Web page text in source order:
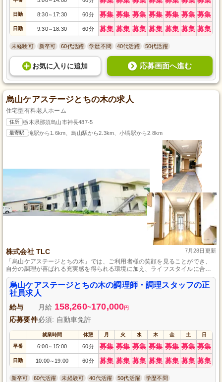
日勤 8:30～ 17:30 60分 募集 募集 募集 募集 募集 募集 募集
日勤 9:30～ 18:30 60分 募集 募集 募集 募集 募集 募集 募集
未経験可 新卒可 60代活躍 学歴不問 40代活躍 50代活躍
お気に入り に追加 応募画面へ進む
烏山ケアステージとちの木の求人
住宅型有料老人ホーム
住所 栃木県那須烏山市神長487-5
最寄駅 滝駅から1.6km、烏山駅から2.3km、小塙駅から2.8km
株式会社 TLC 7月28日更新
「烏山ケアステージとちの木」では、ご利用者様の笑顔を見ることができ、
自分の調理が喜ばれる充実感を得られる環境に加え、ライフスタイルに合わ
せたシフト制勤務で忙しくなく働ける、プライベートも大切にできる施設で
す。
烏山ケアステージとちの木の調理師・調理スタッフの正
社員求人
給与 月給 158,260~170,000円
応募要件必須: 自動車免許
就業時間 休憩 月 火 水 木 金 土 日
早番 6:00～ 15:00 60分 募集 募集 募集 募集 募集 募集 募集
日勤 10:00～ 19:00 60分 募集 募集 募集 募集 募集 募集 募集
新卒可 60代活躍 未経験可 40代活躍 50代活躍 学歴不問